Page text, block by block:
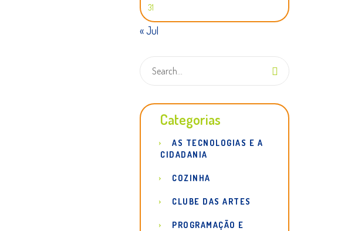
31
« Jul
Categorias
AS TECNOLOGIAS E A
CIDADANIA
COZINHA
CLUBE DAS ARTES
PROGRAMAÇÃO E